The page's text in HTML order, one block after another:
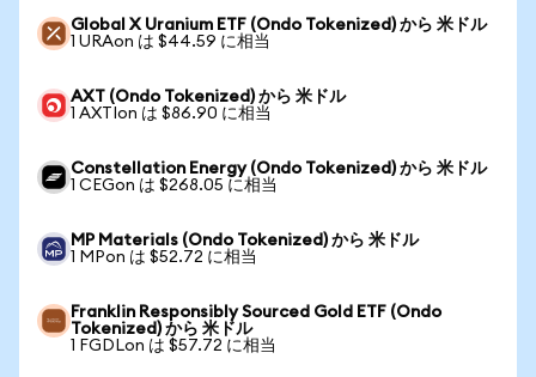
Global X Uranium ETF (Ondo Tokenized) から 米ドル
1 URAon は $44.59 に相当
AXT (Ondo Tokenized) から 米ドル
1 AXTIon は $86.90 に相当
Constellation Energy (Ondo Tokenized) から 米ドル
1 CEGon は $268.05 に相当
MP Materials (Ondo Tokenized) から 米ドル
1 MPon は $52.72 に相当
Franklin Responsibly Sourced Gold ETF (Ondo
Tokenized) から 米ドル
1 FGDLon は $57.72 に相当